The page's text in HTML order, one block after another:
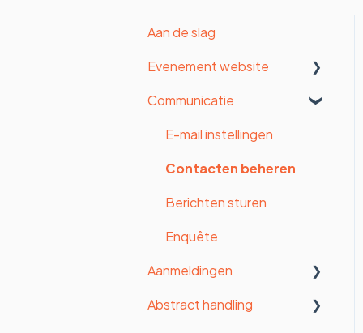
Aan de slag
Evenement website
Organisatie instellingen
Algemene instellingen
Formulier
Betalingen
Vormgeving
Website
Website pagina's (oude
Communicatie
E-mail instellingen
Contacten beheren
Berichten sturen
Enquête
Aanmeldingen
Statistieken
Abstract handling